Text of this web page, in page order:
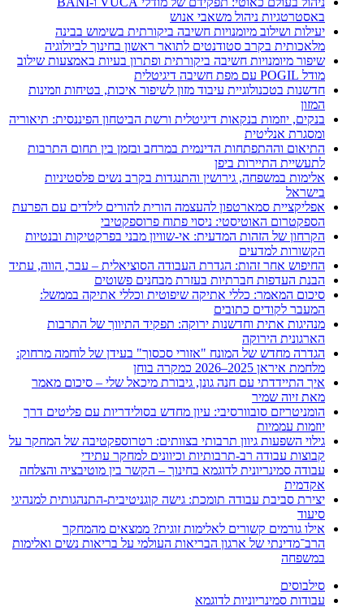
באסטרטגיות ניהול משאבי אנוש
יעילות ושילוב מיומנויות חשיבה ביקורתית בשימוש בבינה
מלאכותית בקרב סטודנטים לתואר ראשון בחינוך לביולוגיה
שיפור מיומנויות חשיבה ביקורתית ופתרון בעיות באמצעות שילוב
מודל POGIL עם מפת חשיבה דיגיטלית
חדשנות בטכנולוגיית עיבוד מזון לשיפור איכות, בטיחות וזמינות
המזון
בנקים, יוזמות בנקאות דיגיטלית ורשת הביטחון הפיננסית: תיאוריה
ומסגרת אנליטית
התיאום וההתפתחות הדינמית במרחב ובזמן בין תחום התרבות
לתעשיית התיירות ביפן
אלימות במשפחה, גירושין והתנגדות בקרב נשים פלסטיניות
בישראל
אפליקציית סמארטפון להעצמה הורית להורים לילדים עם הפרעת
הספקטרום האוטיסטי: ניסוי פתוח פרוספקטיבי
הקרחון של הזהות המדעית: אי-שוויון מבני בפרקטיקות ובנטיות
הקשורות למדעים
החיפוש אחר זהות: הגדרת העבודה הסוציאלית – עבר, הווה, עתיד
הבנת העדפות חברתיות בעזרת מבחנים פשוטים
סיכום המאמר: כללי אתיקה שיפוטית וכללי אתיקה בממשל:
המעבר לקודים כתובים
מנהיגות אתית וחדשנות ירוקה: תפקיד התיווך של התרבות
הארגונית הירוקה
הגדרה מחדש של המונח "אזורי סכסוך" בעידן של לוחמה מרחוק:
מלחמת איראן 2025–2026 כמקרה בוחן
איך התיידדתי עם חנה גונן, גיבורת מיכאל שלי – סיכום מאמר
מאת זיוה שמיר
הומניטריזם סובוורסיבי: עיון מחדש בסולידריות עם פליטים דרך
יוזמות עממיות
גילוי השפעות גיוון תרבותי בצוותים: רטרוספקטיבה של המחקר על
קבוצות עבודה רב-תרבותיות וכיוונים למחקר עתידי
עבודה סמינריונית לדוגמא בחינוך – הקשר בין מוטיבציה והצלחה
אקדמית
יצירת סביבת עבודה תומכת: גישה קוגניטיבית-התנהגותית למנהיגי
סיעוד
אילו גורמים קשורים לאלימות זוגית? ממצאים מהמחקר
הרב־מדינתי של ארגון הבריאות העולמי על בריאות נשים ואלימות
במשפחה
סילבוסים
עבודות סמינריוניות לדוגמא